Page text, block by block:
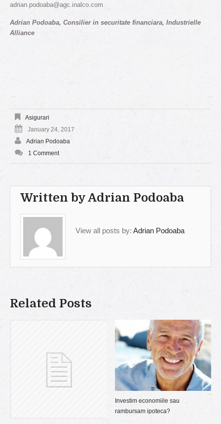
adrian.podoaba@agc.inalco.com
Adrian Podoaba, Consilier in securitate financiara, Industrielle
Alliance
Asigurari
January 24, 2017
Adrian Podoaba
1 Comment
Written byAdrian Podoaba
View all posts by: Adrian Podoaba
Related Posts
Investim economiile sau
rambursam ipoteca?